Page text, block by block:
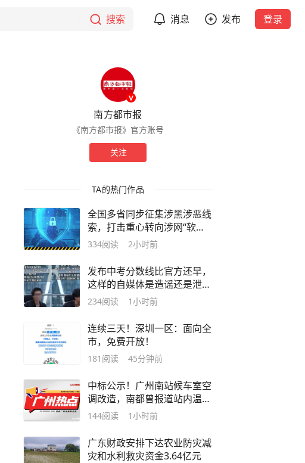
搜索 消息 发布 登录
南方都市报
《南方都市报》官方账号
关注
TA的热门作品
全国多省同步征集涉黑涉恶线
索，打击重心转向涉网“软暴
力”
334阅读 2小时前
发布中考分数线比官方还早，
这样的自媒体是造谣还是泄
密？
234阅读 1小时前
连续三天！深圳一区：面向全
市，免费开放！
181 阅读 45分钟前
中标公示！广州南站候车室空
调改造，南都曾报道站内温度
问题
144阅读 1小时前
广东财政安排下达农业防灾减
灾和水利救灾资金3.64亿元